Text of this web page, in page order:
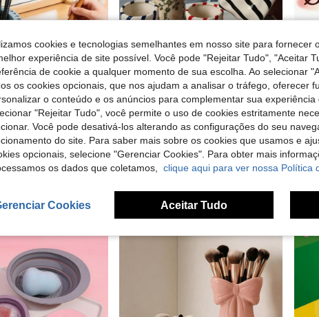
com Suporte de Secagem e Bandeja de Arrumação, Almofada de Esfregar Texturizada Portátil, Rosa Azul Damasco, Suporte de Arrumação de Pincéis para Viagem e Estúdio, Presente Ideal para Maquilhadores e Pintores
Caneca de cerâmica ondulada assimétrica feita à mão com textura diagonal em 3 cores, estilo Ins Cream, suporte para pincéis de maquilhagem, adequada para penteadeira, casa de banho e secretária, presente fofo para o dia a dia
9 Left
5
cookies e tecnologias semelhantes em nosso site para fornecer
experiência de site possível. Você pode "Rejeitar Tudo", "Aceitar
de cookie a qualquer momento de sua escolha. Ao selecionar
os cookies opcionais, que nos ajudam a analisar o tráfego, oferecer
o conteúdo e os anúncios para complementar sua
"Rejeitar Tudo", você permite o uso de cookies estritamente
Você pode desativá-los alterando as configurações do seu
do site. Para saber mais sobre os cookies que usamos e
opcionais, selecione "Gerenciar Cookies". Para obter mais
os dados que coletamos, clique aqui para ver nossa Política
Cookies Aceitar Tudo